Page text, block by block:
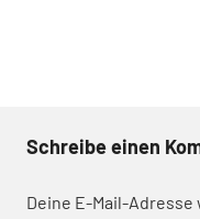
Schreibe einen
Deine E-Mail-